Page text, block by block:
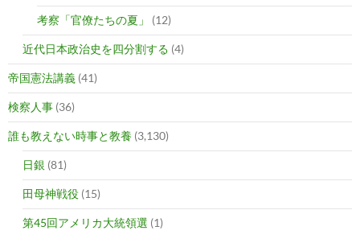
考察「官僚たちの夏」 (12)
近代日本政治史を四分割する (4)
帝国憲法講義 (41)
検察人事 (36)
誰も教えない時事と教養 (3,130)
日銀 (81)
田母神戦役 (15)
第45回アメリカ大統領選 (1)